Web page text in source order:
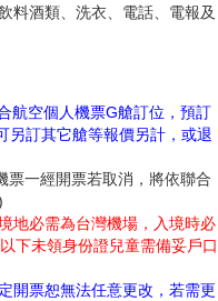
料酒類、洗衣、電話、電報及
航空個人機票G艙訂位，預訂
另訂其它艙等報價另計，或退
票一經開票若取消，將依聯合
地必需為台灣機場，入境時必
下未領身份證兒童需備妥戶口
開票恕無法任意更改，若需更